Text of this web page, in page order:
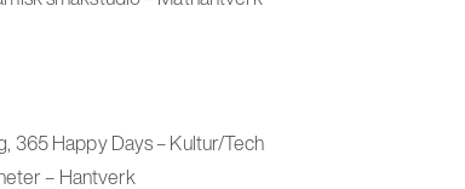
365 Happy Days – Kultur/Tech
– Hantverk